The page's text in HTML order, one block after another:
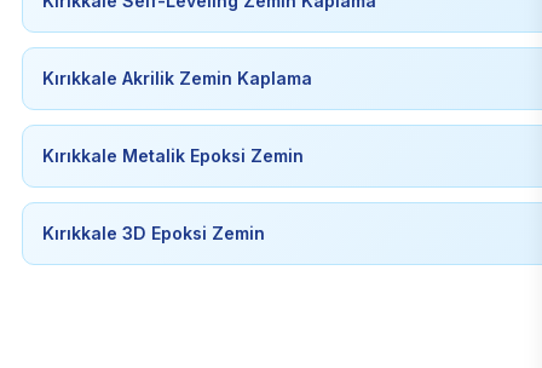
Kırıkkale Akrilik Zemin Kaplama
Kırıkkale Metalik Epoksi Zemin
Kırıkkale 3D Epoksi Zemin